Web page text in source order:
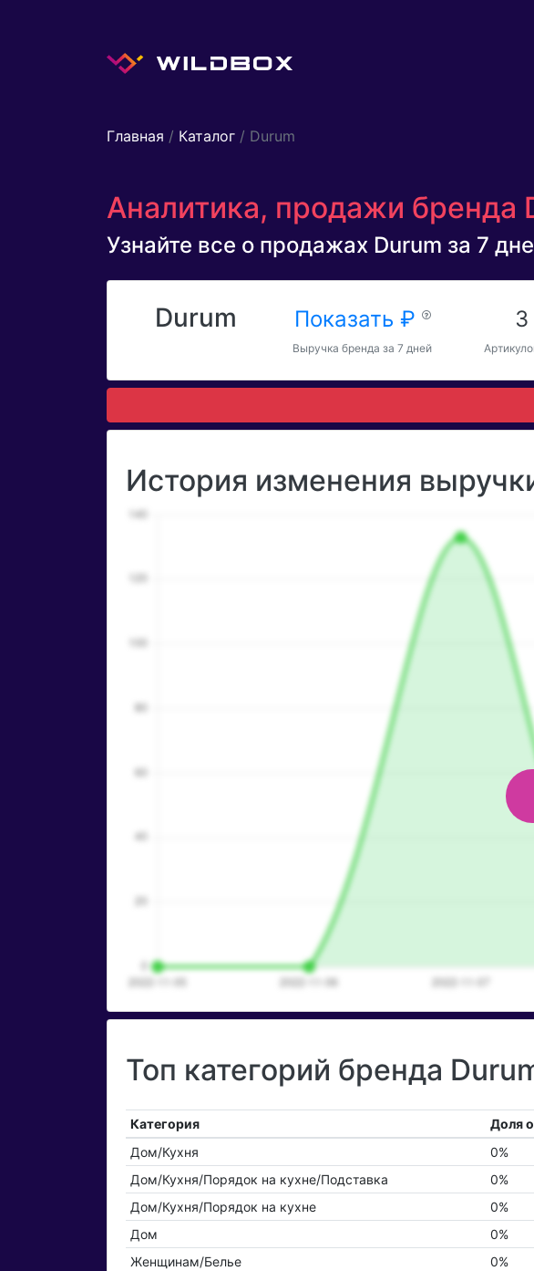
Главная / Каталог / Durum
Аналитика, продажи бренда
Узнайте все о продажах Durum за 7
Durum Показать ₽
Выручка бренда за 7 дней
3
История изменения
Топ категорий бренда
Категория Доля
Дом/Кухня
0%
Дом/Кухня/Порядок на кухне/Подставка
0%
Дом/Кухня/Порядок на кухне
0%
Дом
0%
Женщинам/Белье
0%